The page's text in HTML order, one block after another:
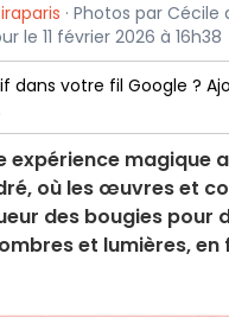
· Photos par Cécile
le 11 février 2026 à 16h38
dans votre fil Google ?
expérience magique
où les œuvres et
des bougies pour
et lumières, en